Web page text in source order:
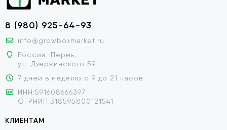
8 (980) 925-64-93
info@growboxmarket.ru
Россия, Пермь,
ул. Дзержинского 59
7 дней в неделю с 9 до 21 часов
ИНН:591608666397
ОГРНИП:318595800121541
КЛИЕНТАМ